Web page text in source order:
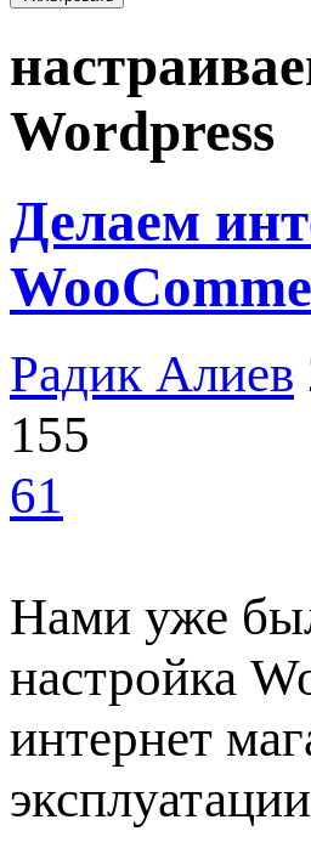
Wordpress
Делаем
Радик Алиев
155
61
Нами уже
настройка
интернет